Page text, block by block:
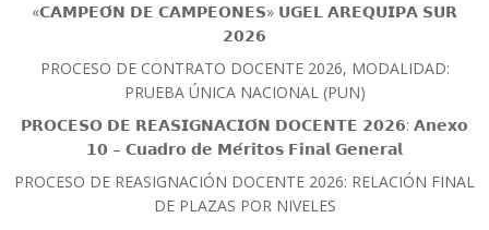
«𝗖𝗔𝗠𝗣𝗘𝗢́𝗡 𝗗𝗘 𝗖𝗔𝗠𝗣𝗘𝗢𝗡𝗘𝗦» 𝗨𝗚𝗘𝗟 𝗔𝗥𝗘𝗤𝗨𝗜𝗣𝗔 𝗦𝗨𝗥
𝟮𝟬𝟮𝟲
PROCESO DE CONTRATO DOCENTE 2026, MODALIDAD:
PRUEBA ÚNICA NACIONAL (PUN)
𝗣𝗥𝗢𝗖𝗘𝗦𝗢 𝗗𝗘 𝗥𝗘𝗔𝗦𝗜𝗚𝗡𝗔𝗖𝗜𝗢́𝗡 𝗗𝗢𝗖𝗘𝗡𝗧𝗘 𝟮𝟬𝟮𝟲: 𝗔𝗻𝗲𝘅𝗼
𝟭𝟬 – 𝗖𝘂𝗮𝗱𝗿𝗼 𝗱𝗲 𝗠𝗲́𝗿𝗶𝘁𝗼𝘀 𝗙𝗶𝗻𝗮𝗹 𝗚𝗲𝗻𝗲𝗿𝗮𝗹
PROCESO DE REASIGNACIÓN DOCENTE 2026: RELACIÓN FINAL
DE PLAZAS POR NIVELES